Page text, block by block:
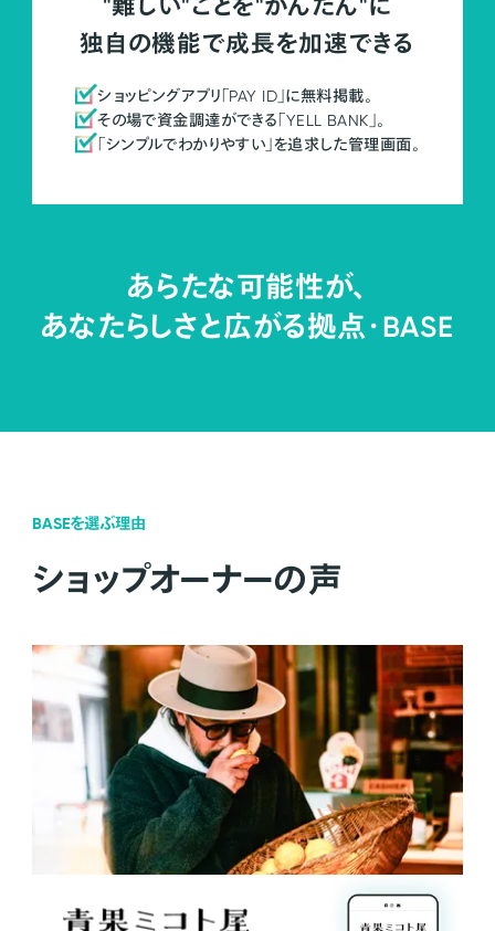
"難しい"ことを"かんたん"に
独自の機能で成長を加速できる
ショッピングアプリ「PAY ID」に無料掲載。
その場で資金調達ができる「YELL BANK」。
「シンプルでわかりやすい」を追求した管理画面。
あらたな可能性が、
あなたらしさと広がる拠点・BASE
BASEを選ぶ理由
ショップオーナーの声